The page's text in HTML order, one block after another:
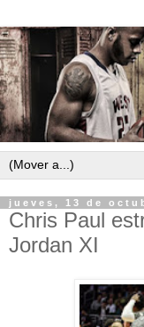
jueves, 13 de
Chris Paul
Jordan XI